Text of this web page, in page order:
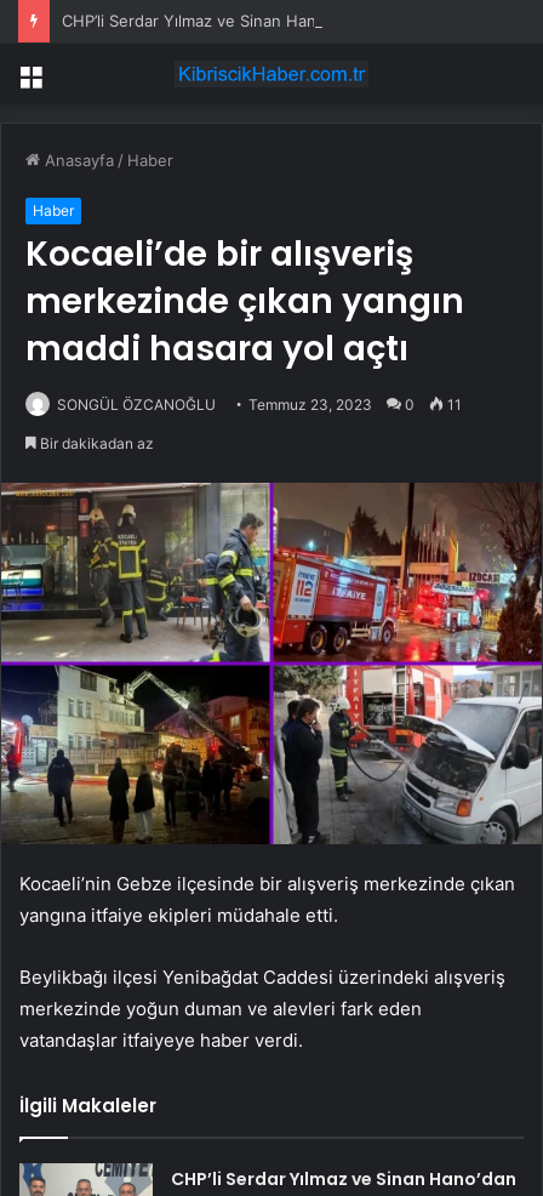
CHP’li Serdar Yılmaz ve Sinan Hano’dan OGC’ye ziyaret
Menü
Anasayfa / Haber
Haber
Kocaeli’de bir alışveriş
merkezinde çıkan yangın
maddi hasara yol açtı
SONGÜL ÖZCANOĞLU Temmuz 23, 2023 0 11
Bir dakikadan az
Kocaeli’nin Gebze ilçesinde bir alışveriş merkezinde çıkan
yangına itfaiye ekipleri müdahale etti.
Beylikbağı ilçesi Yenibağdat Caddesi üzerindeki alışveriş
merkezinde yoğun duman ve alevleri fark eden
vatandaşlar itfaiyeye haber verdi.
İlgili Makaleler
CHP’li Serdar Yılmaz ve Sinan Hano’dan